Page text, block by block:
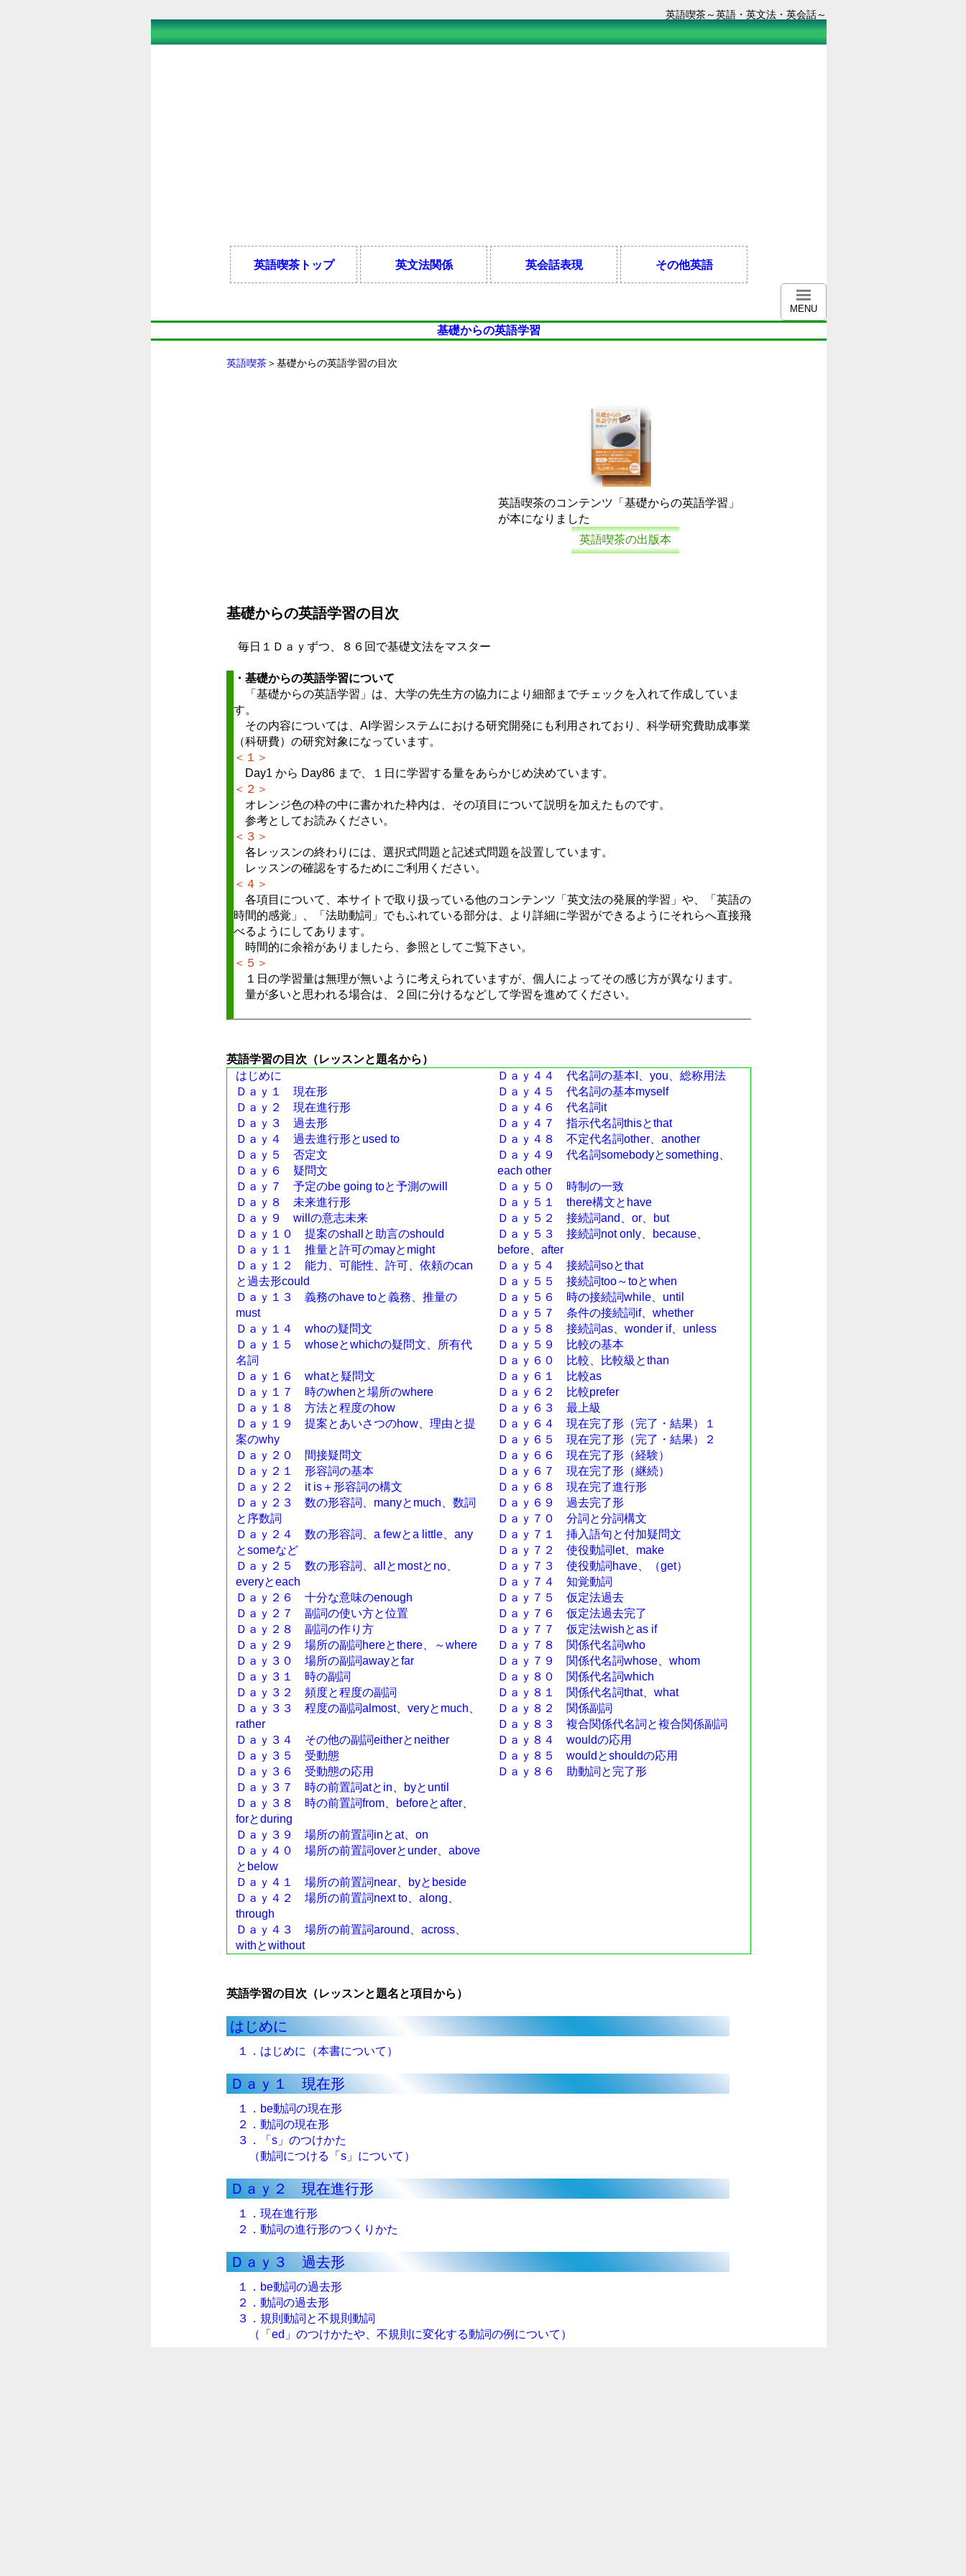
英語喫茶～英語・英文法・英会話～
英語喫茶トップ 英文法関係 英会話表現 その他英語
MENU
基礎からの英語学習
英語喫茶＞基礎からの英語学習の目次
英語喫茶のコンテンツ「基礎からの英語学習」
が本になりました
英語喫茶の出版本
基礎からの英語学習の目次
毎日１Ｄａｙずつ、８６回で基礎文法をマスター
・基礎からの英語学習について
「基礎からの英語学習」は、大学の先生方の協力により細部までチェックを入れて作成していま
す。
その内容については、AI学習システムにおける研究開発にも利用されており、科学研究費助成事業
（科研費）の研究対象になっています。
＜１＞
Day1 から Day86 まで、１日に学習する量をあらかじめ決めています。
＜２＞
オレンジ色の枠の中に書かれた枠内は、その項目について説明を加えたものです。
参考としてお読みください。
＜３＞
各レッスンの終わりには、選択式問題と記述式問題を設置しています。
レッスンの確認をするためにご利用ください。
＜４＞
各項目について、本サイトで取り扱っている他のコンテンツ「英文法の発展的学習」や、「英語の
時間的感覚」、「法助動詞」でもふれている部分は、より詳細に学習ができるようにそれらへ直接飛
べるようにしてあります。
時間的に余裕がありましたら、参照としてご覧下さい。
＜５＞
１日の学習量は無理が無いように考えられていますが、個人によってその感じ方が異なります。
量が多いと思われる場合は、２回に分けるなどして学習を進めてください。
英語学習の目次（レッスンと題名から）
はじめに
Ｄａｙ１ 現在形
Ｄａｙ２ 現在進行形
Ｄａｙ３ 過去形
Ｄａｙ４ 過去進行形とused to
Ｄａｙ５ 否定文
Ｄａｙ６ 疑問文
Ｄａｙ７ 予定のbe going toと予測のwill
Ｄａｙ８ 未来進行形
Ｄａｙ９ willの意志未来
Ｄａｙ１０ 提案のshallと助言のshould
Ｄａｙ１１ 推量と許可のmayとmight
Ｄａｙ１２ 能力、可能性、許可、依頼のcan
と過去形could
Ｄａｙ１３ 義務のhave toと義務、推量の
must
Ｄａｙ１４ whoの疑問文
Ｄａｙ１５ whoseとwhichの疑問文、所有代
名詞
Ｄａｙ１６ whatと疑問文
Ｄａｙ１７ 時のwhenと場所のwhere
Ｄａｙ１８ 方法と程度のhow
Ｄａｙ１９ 提案とあいさつのhow、理由と提
案のwhy
Ｄａｙ２０ 間接疑問文
Ｄａｙ２１ 形容詞の基本
Ｄａｙ２２ it is＋形容詞の構文
Ｄａｙ２３ 数の形容詞、manyとmuch、数詞
と序数詞
Ｄａｙ２４ 数の形容詞、a fewとa little、any
とsomeなど
Ｄａｙ２５ 数の形容詞、allとmostとno、
everyとeach
Ｄａｙ２６ 十分な意味のenough
Ｄａｙ２７ 副詞の使い方と位置
Ｄａｙ２８ 副詞の作り方
Ｄａｙ２９ 場所の副詞hereとthere、～where
Ｄａｙ３０ 場所の副詞awayとfar
Ｄａｙ３１ 時の副詞
Ｄａｙ３２ 頻度と程度の副詞
Ｄａｙ３３ 程度の副詞almost、veryとmuch、
rather
Ｄａｙ３４ その他の副詞eitherとneither
Ｄａｙ３５ 受動態
Ｄａｙ３６ 受動態の応用
Ｄａｙ３７ 時の前置詞atとin、byとuntil
Ｄａｙ３８ 時の前置詞from、beforeとafter、
forとduring
Ｄａｙ３９ 場所の前置詞inとat、on
Ｄａｙ４０ 場所の前置詞overとunder、above
とbelow
Ｄａｙ４１ 場所の前置詞near、byとbeside
Ｄａｙ４２ 場所の前置詞next to、along、
through
Ｄａｙ４３ 場所の前置詞around、across、
withとwithout
Ｄａｙ４４ 代名詞の基本I、you、総称用法
Ｄａｙ４５ 代名詞の基本myself
Ｄａｙ４６ 代名詞it
Ｄａｙ４７ 指示代名詞thisとthat
Ｄａｙ４８ 不定代名詞other、another
Ｄａｙ４９ 代名詞somebodyとsomething、
each other
Ｄａｙ５０ 時制の一致
Ｄａｙ５１ there構文とhave
Ｄａｙ５２ 接続詞and、or、but
Ｄａｙ５３ 接続詞not only、because、
before、after
Ｄａｙ５４ 接続詞soとthat
Ｄａｙ５５ 接続詞too～toとwhen
Ｄａｙ５６ 時の接続詞while、until
Ｄａｙ５７ 条件の接続詞if、whether
Ｄａｙ５８ 接続詞as、wonder if、unless
Ｄａｙ５９ 比較の基本
Ｄａｙ６０ 比較、比較級とthan
Ｄａｙ６１ 比較as
Ｄａｙ６２ 比較prefer
Ｄａｙ６３ 最上級
Ｄａｙ６４ 現在完了形（完了・結果）１
Ｄａｙ６５ 現在完了形（完了・結果）２
Ｄａｙ６６ 現在完了形（経験）
Ｄａｙ６７ 現在完了形（継続）
Ｄａｙ６８ 現在完了進行形
Ｄａｙ６９ 過去完了形
Ｄａｙ７０ 分詞と分詞構文
Ｄａｙ７１ 挿入語句と付加疑問文
Ｄａｙ７２ 使役動詞let、make
Ｄａｙ７３ 使役動詞have、（get）
Ｄａｙ７４ 知覚動詞
Ｄａｙ７５ 仮定法過去
Ｄａｙ７６ 仮定法過去完了
Ｄａｙ７７ 仮定法wishとas if
Ｄａｙ７８ 関係代名詞who
Ｄａｙ７９ 関係代名詞whose、whom
Ｄａｙ８０ 関係代名詞which
Ｄａｙ８１ 関係代名詞that、what
Ｄａｙ８２ 関係副詞
Ｄａｙ８３ 複合関係代名詞と複合関係副詞
Ｄａｙ８４ wouldの応用
Ｄａｙ８５ wouldとshouldの応用
Ｄａｙ８６ 助動詞と完了形
英語学習の目次（レッスンと題名と項目から）
はじめに
１．はじめに（本書について）
Ｄａｙ１ 現在形
１．be動詞の現在形
２．動詞の現在形
３．「s」のつけかた
（動詞につける「s」について）
Ｄａｙ２ 現在進行形
１．現在進行形
２．動詞の進行形のつくりかた
Ｄａｙ３ 過去形
１．be動詞の過去形
２．動詞の過去形
３．規則動詞と不規則動詞
（「ed」のつけかたや、不規則に変化する動詞の例について）